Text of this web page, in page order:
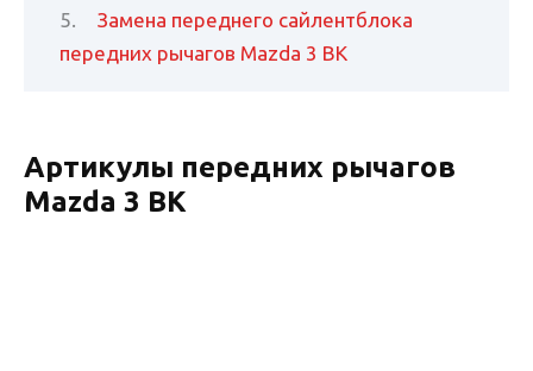
Замена переднего сайлентблока
передних рычагов Mazda 3 BK
Артикулы передних рычагов
Mazda 3 BK